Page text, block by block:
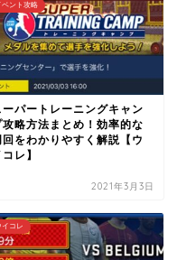
ベント攻略
ーパートレーニングキャン
攻略方法まとめ！効率的な
回をわかりやすく解説【ウ
レ】
2021年3月3日
イコレ